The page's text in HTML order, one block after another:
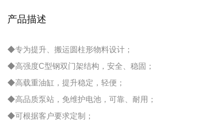
产品描述
◆专为提升、搬运圆柱形物料设计；
◆高强度C型钢双门架结构，安全、稳固；
◆高载重油缸，提升稳定，轻便；
◆高品质泵站，免维护电池，可靠、耐用；
◆可根据客户要求定制；